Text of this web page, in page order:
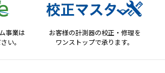
事業は
い。
お客様の計測器の校正・修理を
ワンストップで承ります。